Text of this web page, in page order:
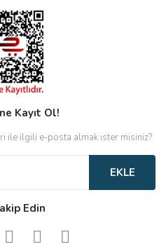
Kayıt Ol!
ile ilgili e-posta almak ister misiniz?
EKLE
Edin